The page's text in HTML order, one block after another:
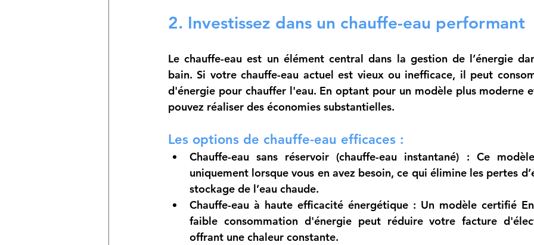
2. Investissez dans un chauffe-eau performant
Le chauffe-eau est un élément central dans la gestion de l’énergie
bain. Si votre chauffe-eau actuel est vieux ou inefficace, il peut
d'énergie pour chauffer l'eau. En optant pour un modèle plus moderne
pouvez réaliser des économies substantielles.
Les options de chauffe-eau efficaces :
Chauffe-eau sans réservoir (chauffe-eau instantané) : Ce
uniquement lorsque vous en avez besoin, ce qui élimine les pertes
stockage de l’eau chaude.
Chauffe-eau à haute efficacité énergétique : Un modèle certifié
faible consommation d'énergie peut réduire votre facture
offrant une chaleur constante.